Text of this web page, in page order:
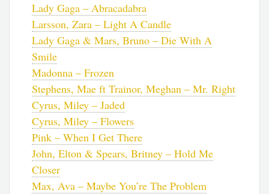
Lady Gaga – Abracadabra
Larsson, Zara – Light A Candle
Lady Gaga & Mars, Bruno – Die With A
Smile
Madonna – Frozen
Stephens, Mae ft Trainor, Meghan – Mr. Right
Cyrus, Miley – Jaded
Cyrus, Miley – Flowers
Pink – When I Get There
John, Elton & Spears, Britney – Hold Me
Closer
Max, Ava – Maybe You’re The Problem